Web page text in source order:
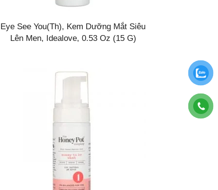
Eye See You(th), Kem Dưỡng Mắt Siêu
Lên Men, Idealove, 0.53 Oz (15 G)